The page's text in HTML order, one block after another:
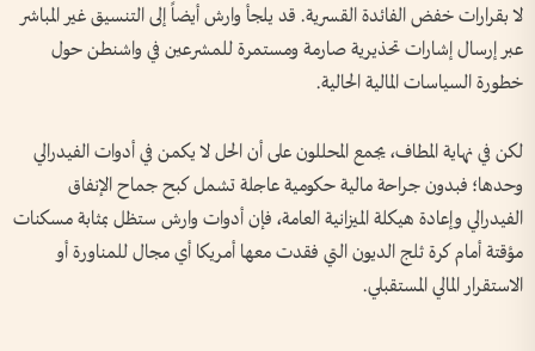
لا بقرارات خفض الفائدة القسرية. قد يلجأ وارش أيضاً إلى التنسيق غير المباشر
عبر إرسال إشارات تحذيرية صارمة ومستمرة للمشرعين في واشنطن حول
خطورة السياسات المالية الحالية.
لكن في نهاية المطاف، يجمع المحللون على أن الحل لا يكمن في أدوات الفيدرالي
وحدها؛ فبدون جراحة مالية حكومية عاجلة تشمل كبح جماح الإنفاق
الفيدرالي وإعادة هيكلة الميزانية العامة، فإن أدوات وارش ستظل بمثابة مسكنات
مؤقتة أمام كرة ثلج الديون التي فقدت معها أمريكا أي مجال للمناورة أو
الاستقرار المالي المستقبلي.